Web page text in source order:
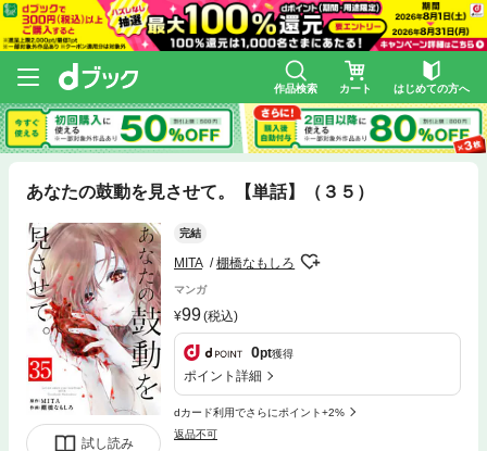
作品検索 カート はじめての方へ
あなたの鼓動を見させて。【単話】（３５）
試し読み
完結
MITA 棚橋なもしろ
マンガ
99(税込)
0pt獲得
ポイント詳細
dカード利用でさらにポイント+2%
返品不可